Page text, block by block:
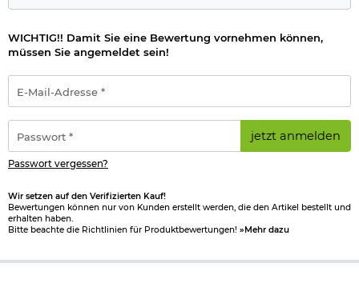
WICHTIG!! Damit Sie eine Bewertung vornehmen können,
müssen Sie angemeldet sein!
Mail-
Adresse
*
jetzt anmelden
Passwort vergessen?
Wir setzen auf den Verifizierten Kauf!
Bewertungen können nur von Kunden erstellt werden, die den Artikel bestellt und
erhalten haben.
Bitte beachte die Richtlinien für Produktbewertungen! »Mehr dazu